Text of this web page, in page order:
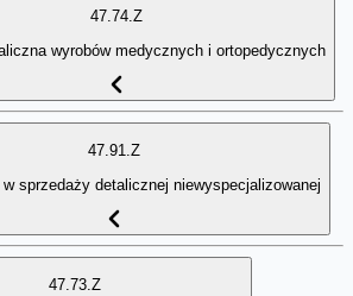
47.74.Z
wyrobów medycznych i ortopedycznych
47.91.Z
sprzedaży detalicznej niewyspecjalizowanej
47.73.Z